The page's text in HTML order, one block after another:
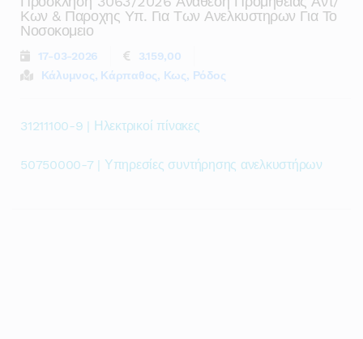
Κων & Παροχης Υπ. Για Των Ανελκυστηρων Για Το
Νοσοκομειο
17-03-2026
3.159,00
Κάλυμνος, Κάρπαθος, Κως, Ρόδος
31211100-9 | Ηλεκτρικοί πίνακες
50750000-7 | Υπηρεσίες συντήρησης ανελκυστήρων